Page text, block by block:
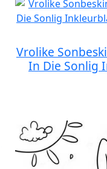
Vrolike
In Die Sonlig